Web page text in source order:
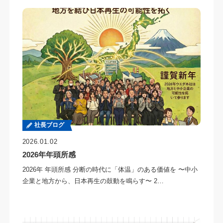
社長ブログ
2026.01.02
2026年年頭所感
2026年 年頭所感 分断の時代に「体温」のある価値を 〜中小
企業と地方から、日本再生の鼓動を鳴らす〜 2…